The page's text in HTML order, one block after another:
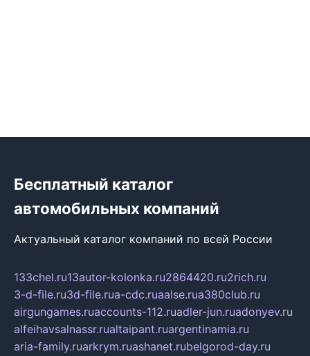
Бесплатный каталог
автомобильных компаний
Актуальный каталог компаний по всей России
133chel.ru13autor-kolonka.ru2864420.ru2rich.ru
3-d-file.ru3d-file.rua-cdc.ruaalse.rua380club.ru
airgungames.ruaccounts-112.ruadler-jun.ruadonyev.ru
alfeihavsalnassr.rualtaipant.ruargentinamia.ru
aria-family.ruarkrym.ruashanet.rubelgorod-day.ru